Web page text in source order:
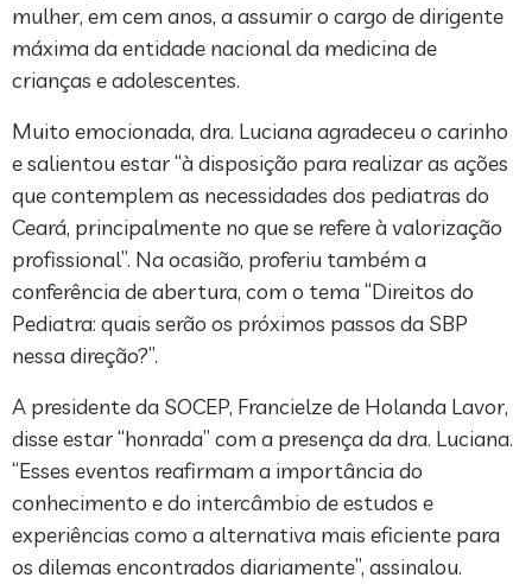
mulher, em cem anos, a assumir o cargo de dirigente
máxima da entidade nacional da medicina de
crianças e adolescentes.
Muito emocionada, dra. Luciana agradeceu o carinho
e salientou estar “à disposição para realizar as ações
que contemplem as necessidades dos pediatras do
Ceará, principalmente no que se refere à valorização
profissional”. Na ocasião, proferiu também a
conferência de abertura, com o tema “Direitos do
Pediatra: quais serão os próximos passos da SBP
nessa direção?”.
A presidente da SOCEP, Francielze de Holanda Lavor,
disse estar “honrada” com a presença da dra. Luciana.
“Esses eventos reafirmam a importância do
conhecimento e do intercâmbio de estudos e
experiências como a alternativa mais eficiente para
os dilemas encontrados diariamente”, assinalou.